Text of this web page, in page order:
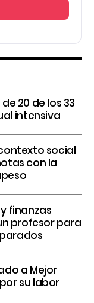
20 de los 33
intensiva
social
con la
finanzas
profesor para
a Mejor
su labor